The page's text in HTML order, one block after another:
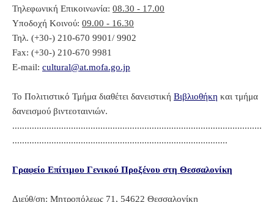
Τηλεφωνική Επικοινωνία: 08.30 - 17.00
Υποδοχή Κοινού: 09.00 - 16.30
Τηλ. (+30-) 210-670 9901/ 9902
Fax: (+30-) 210-670 9981
E-mail: cultural@at.mofa.go.jp
Το Πολιτιστικό Τμήμα διαθέτει δανειστική Βιβλιοθήκη και τμήμα
δανεισμού βιντεοταινιών.
......................................................................................................
........................................................................................
Γραφείο Επίτιμου Γενικού Προξένου στη Θεσσαλονίκη
Διεύθ/ση: Μητροπόλεως 71, 54622 Θεσσαλονίκη